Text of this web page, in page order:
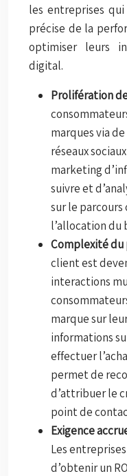
les entreprises
précise de la
optimiser leurs
digital.
Prolifération
marques via
réseaux
marketing
suivre et
sur le
l’allocation
Complexité du
client est
interactions
marque sur
informations
effectuer
permet de
d’attribuer le
point de
Exigence
Les
d’obtenir un